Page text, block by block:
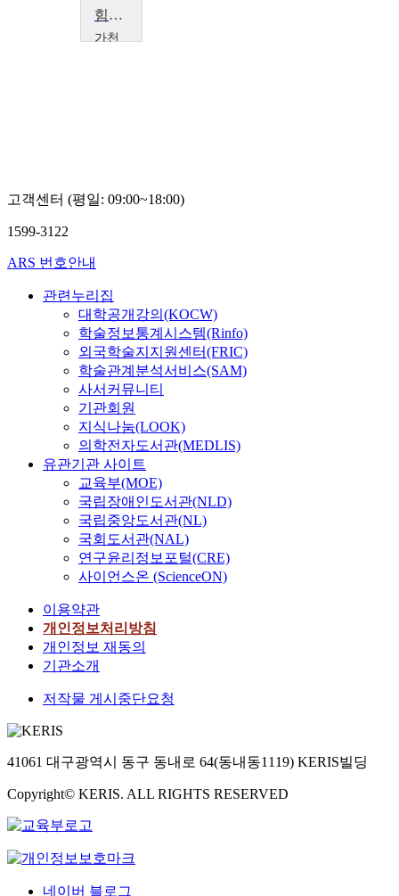
힘의 과학
가천
고객센터 (평일: 09:00~18:00)
1599-3122
ARS 번호안내
관련누리집
대학공개강의(KOCW)
학술정보통계시스템(Rinfo)
외국학술지지원센터(FRIC)
학술관계분석서비스(SAM)
사서커뮤니티
기관회원
지식나눔(LOOK)
의학전자도서관(MEDLIS)
유관기관 사이트
교육부(MOE)
국립장애인도서관(NLD)
국립중앙도서관(NL)
국회도서관(NAL)
연구윤리정보포털(CRE)
사이언스온 (ScienceON)
이용약관
개인정보처리방침
개인정보 재동의
기관소개
저작물 게시중단요청
41061 대구광역시 동구 동내로 64(동내동1119) KERIS빌딩
Copyright© KERIS. ALL RIGHTS RESERVED
네이버 블로그